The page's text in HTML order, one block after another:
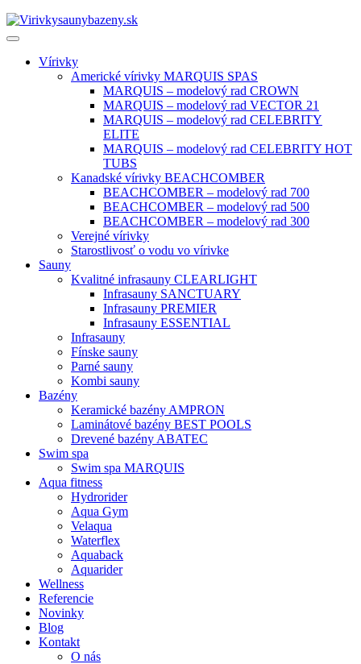
Vírivky
Americké vírivky MARQUIS SPAS
MARQUIS – modelový rad CROWN
MARQUIS – modelový rad VECTOR 21
MARQUIS – modelový rad CELEBRITY
ELITE
MARQUIS – modelový rad CELEBRITY HOT
TUBS
Kanadské vírivky BEACHCOMBER
BEACHCOMBER – modelový rad 700
BEACHCOMBER – modelový rad 500
BEACHCOMBER – modelový rad 300
Verejné vírivky
Starostlivosť o vodu vo vírivke
Sauny
Kvalitné infrasauny CLEARLIGHT
Infrasauny SANCTUARY
Infrasauny PREMIER
Infrasauny ESSENTIAL
Infrasauny
Fínske sauny
Parné sauny
Kombi sauny
Bazény
Keramické bazény AMPRON
Laminátové bazény BEST POOLS
Drevené bazény ABATEC
Swim spa
Swim spa MARQUIS
Aqua fitness
Hydrorider
Aqua Gym
Velaqua
Waterflex
Aquaback
Aquarider
Wellness
Referencie
Novinky
Blog
Kontakt
O nás